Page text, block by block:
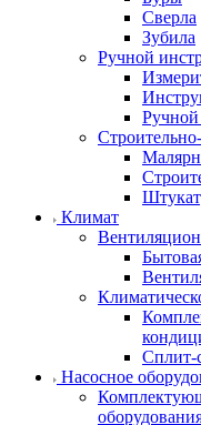
Сверла
Зубила
Ручной
Ручной
Климат
Сплит-
Насосное